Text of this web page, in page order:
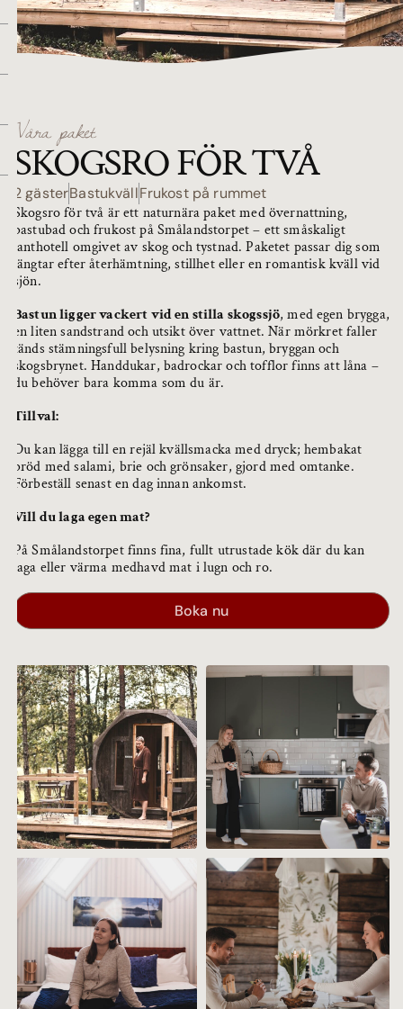
Våra paket
SKOGSRO FÖR TVÅ
2 gästerBastukvällFrukost på rummet
Skogsro för två är ett naturnära paket med övernattning,
bastubad och frukost på Smålandstorpet – ett småskaligt
lanthotell omgivet av skog och tystnad. Paketet passar dig som
längtar efter återhämtning, stillhet eller en romantisk kväll vid
sjön.
Bastun ligger vackert vid en stilla skogssjö, med egen brygga,
en liten sandstrand och utsikt över vattnet. När mörkret faller
tänds stämningsfull belysning kring bastun, bryggan och
skogsbrynet. Handdukar, badrockar och tofflor finns att låna –
du behöver bara komma som du är.
Tillval:
Du kan lägga till en rejäl kvällsmacka med dryck; hembakat
bröd med salami, brie och grönsaker, gjord med omtanke.
Förbeställ senast en dag innan ankomst.
Vill du laga egen mat?
På Smålandstorpet finns fina, fullt utrustade kök där du kan
laga eller värma medhavd mat i lugn och ro.
Boka nu